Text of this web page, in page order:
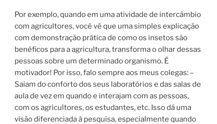
Por exemplo, quando em uma atividade de intercâmbio
com agricultores, você vê que uma simples explicação
com demonstração prática de como os insetos são
benéficos para a agricultura, transforma o olhar dessas
pessoas sobre um determinado organismo. É
motivador! Por isso, falo sempre aos meus colegas: –
Saiam do conforto dos seus laboratórios e das salas de
aula de vez em quando e interajam com as pessoas,
com os agricultores, os estudantes, etc. Isso dá uma
visão diferenciada à pesquisa, especialmente quando